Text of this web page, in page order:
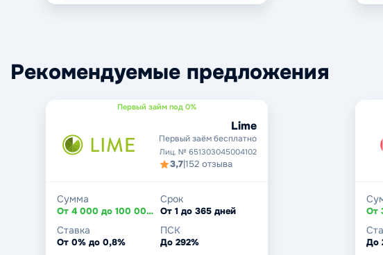
Рекомендуемые предложения
Первый займ под 0%
Lime
Первый заём бесплатно
Лиц. № 651303045004102
3,7|152 отзыва
Сумма
От 4 000 до 100 000 ₽
Срок
От 1 до 365 дней
Ставка
От 0% до 0,8%
ПСК
До 292% До